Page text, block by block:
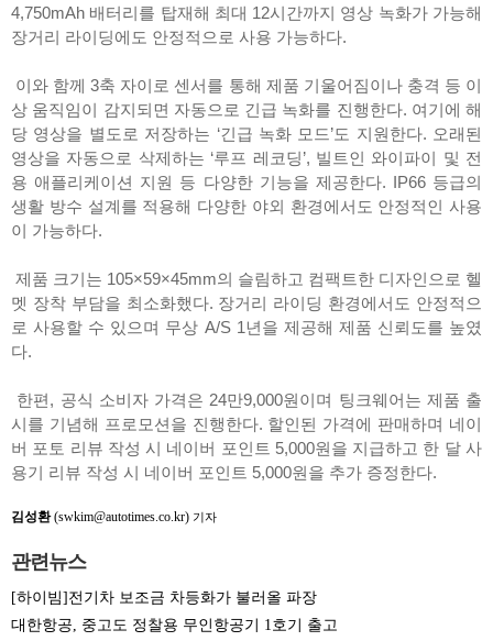
4,750mAh 배터리를 탑재해 최대 12시간까지 영상 녹화가 가능해
장거리 라이딩에도 안정적으로 사용 가능하다.
이와 함께 3축 자이로 센서를 통해 제품 기울어짐이나 충격 등 이
상 움직임이 감지되면 자동으로 긴급 녹화를 진행한다. 여기에 해
당 영상을 별도로 저장하는 ‘긴급 녹화 모드’도 지원한다. 오래된
영상을 자동으로 삭제하는 ‘루프 레코딩’, 빌트인 와이파이 및 전
용 애플리케이션 지원 등 다양한 기능을 제공한다. IP66 등급의
생활 방수 설계를 적용해 다양한 야외 환경에서도 안정적인 사용
이 가능하다.
제품 크기는 105×59×45mm의 슬림하고 컴팩트한 디자인으로 헬
멧 장착 부담을 최소화했다. 장거리 라이딩 환경에서도 안정적으
로 사용할 수 있으며 무상 A/S 1년을 제공해 제품 신뢰도를 높였
다.
한편, 공식 소비자 가격은 24만9,000원이며 팅크웨어는 제품 출
시를 기념해 프로모션을 진행한다. 할인된 가격에 판매하며 네이
버 포토 리뷰 작성 시 네이버 포인트 5,000원을 지급하고 한 달 사
용기 리뷰 작성 시 네이버 포인트 5,000원을 추가 증정한다.
김성환(swkim@autotimes.co.kr) 기자
관련뉴스
[하이빔]전기차 보조금 차등화가 불러올 파장
대한항공, 중고도 정찰용 무인항공기 1호기 출고